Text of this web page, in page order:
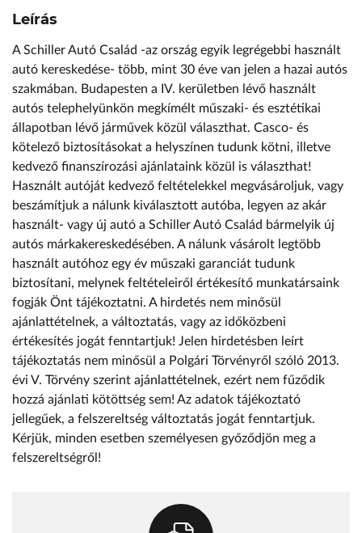
Leírás
A Schiller Autó Család -az ország egyik legrégebbi használt
autó kereskedése- több, mint 30 éve van jelen a hazai autós
szakmában. Budapesten a IV. kerületben lévő használt
autós telephelyünkön megkímélt műszaki- és esztétikai
állapotban lévő járművek közül választhat. Casco- és
kötelező biztosításokat a helyszínen tudunk kötni, illetve
kedvező finanszírozási ajánlataink közül is választhat!
Használt autóját kedvező feltételekkel megvásároljuk, vagy
beszámítjuk a nálunk kiválasztott autóba, legyen az akár
használt- vagy új autó a Schiller Autó Család bármelyik új
autós márkakereskedésében. A nálunk vásárolt legtöbb
használt autóhoz egy év műszaki garanciát tudunk
biztosítani, melynek feltételeiről értékesítő munkatársaink
fogják Önt tájékoztatni. A hirdetés nem minősül
ajánlattételnek, a változtatás, vagy az időközbeni
értékesítés jogát fenntartjuk! Jelen hirdetésben leírt
tájékoztatás nem minősül a Polgári Törvényről szóló 2013.
évi V. Törvény szerint ajánlattételnek, ezért nem fűződik
hozzá ajánlati kötöttség sem! Az adatok tájékoztató
jellegűek, a felszereltség változtatás jogát fenntartjuk.
Kérjük, minden esetben személyesen győződjön meg a
felszereltségről!